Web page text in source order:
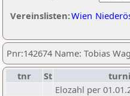
Vereinslisten:Wien
Pnr:142674 Name: Tobias
tnr
St
Elozahl per